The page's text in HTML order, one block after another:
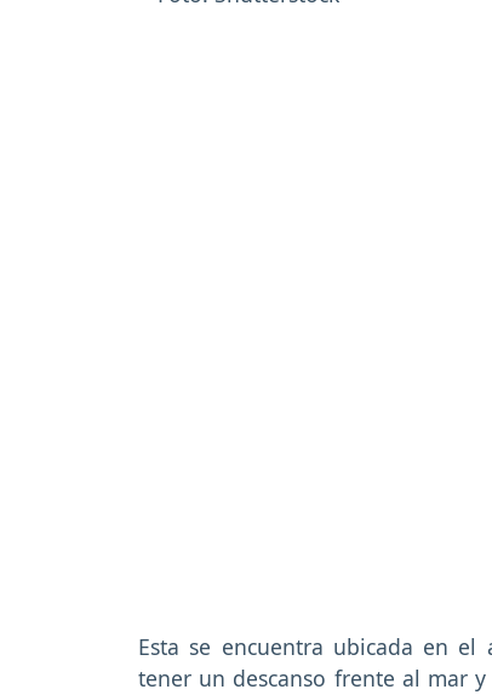
Esta se encuentra ubicada en
tener un descanso frente al mar